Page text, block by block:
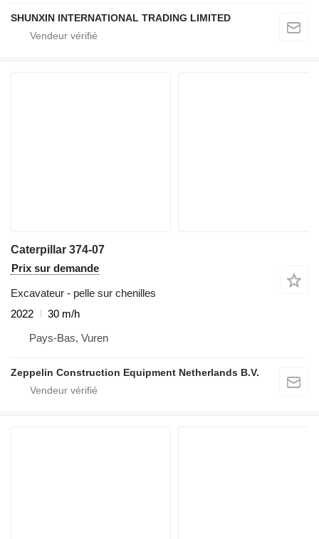
SHUNXIN INTERNATIONAL TRADING LIMITED
Caterpillar 374-07
Prix sur demande
Excavateur - pelle sur chenilles
2022
30 m/h
Pays-Bas, Vuren
Zeppelin Construction Equipment Netherlands B.V.